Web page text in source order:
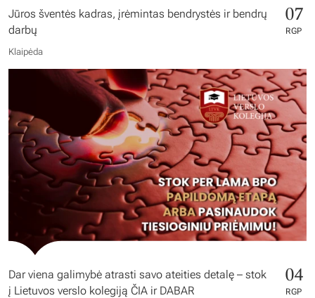
Jūros šventės kadras, įrėmintas bendrystės ir bendrų
darbų
07
RGP
Klaipėda
Dar viena galimybė atrasti savo ateities detalę – stok
į Lietuvos verslo kolegiją ČIA ir DABAR
04
RGP